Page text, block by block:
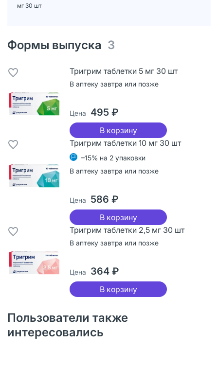
мг 30 шт
Формы выпуска 3
Тригрим таблетки 5 мг 30 шт
В аптеку завтра или позже
Цена 495 ₽
В корзину
Тригрим таблетки 10 мг 30 шт
–15% на 2 упаковки
В аптеку завтра или позже
Цена 586 ₽
В корзину
Тригрим таблетки 2,5 мг 30 шт
В аптеку завтра или позже
Цена 364 ₽
В корзину
Пользователи также
интересовались